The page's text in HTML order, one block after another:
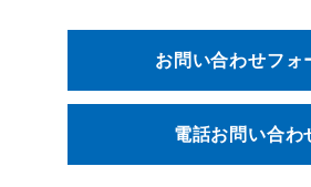
お問い合わせフォ
電話お問い合わ